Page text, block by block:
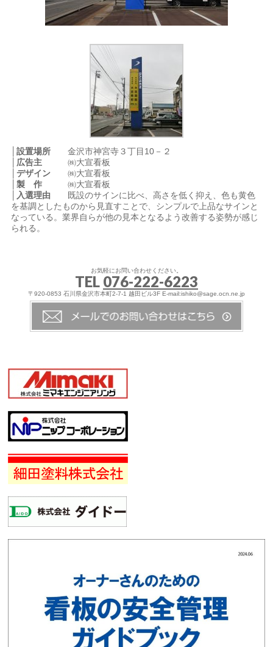
│設置場所 金沢市神宮寺３丁目10－２
│広告主 ㈱大宣看板
│デザイン ㈱大宣看板
│製 作 ㈱大宣看板
│入選理由 既設のサインに比べ、高さを低く抑え、色も黄色
を基調としたものから見直すことで、シンプルで上品なサインと
なっている。業界自らが他の見本となるよう改善する姿勢が感じ
られる。
お気軽にお問い合わせください。
TEL 076-222-6223
〒920-0853 石川県金沢市本町2-7-1 越田ビル3F E-mail:ishiko@sage.ocn.ne.jp